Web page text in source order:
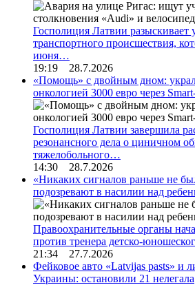
Госполиция Латвии разыскивает
транспортного происшествия,
июня…
19:19 28.7.2026
«Помощь» с двойным дном:
онкологией 3000 евро через
Госполиция Латвии завершила
резонансного дела о циничном
тяжелобольного…
14:30 28.7.2026
«Никаких сигналов раньше не
подозревают в насилии над
Правоохранительные органы
против тренера детско-
21:34 27.7.2026
Фейковое авто «Latvijas pasts» и
Украины: остановили 21 нелегала